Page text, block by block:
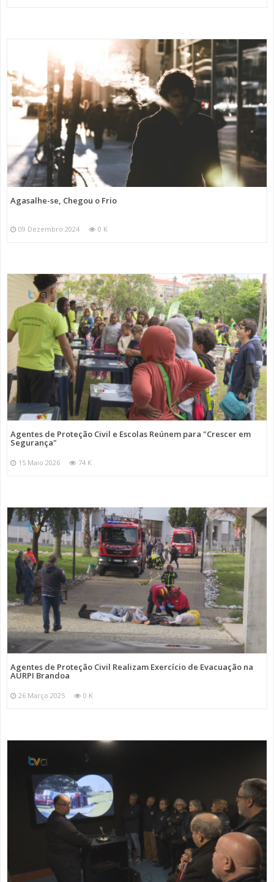
Agasalhe-se, Chegou o Frio
09 Dezembro 2024 0 K
Agentes de Proteção Civil e Escolas Reúnem para "Crescer em
Segurança"
15 Maio 2026 74 K
Agentes de Proteção Civil Realizam Exercício de Evacuação na
AURPI Brandoa
26 Março 2025 0 K